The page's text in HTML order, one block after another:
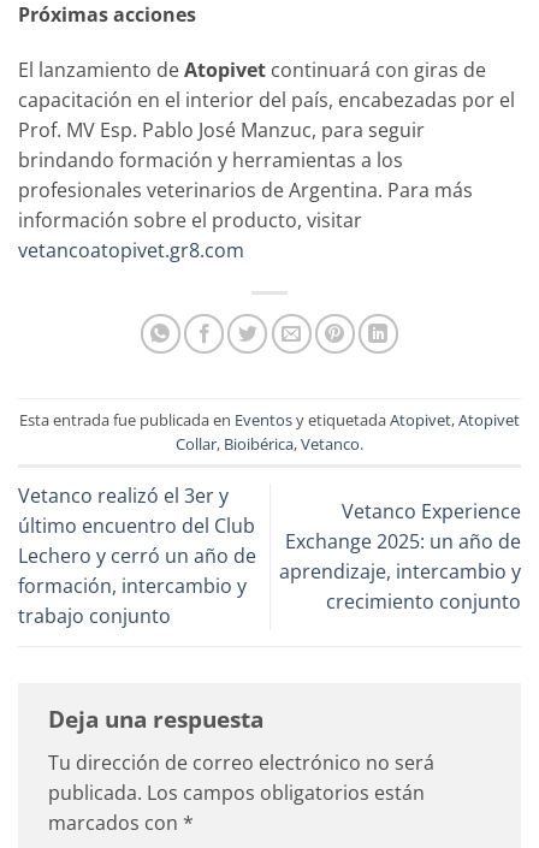
Próximas acciones
El lanzamiento deAtopivet continuará con giras de
capacitación en el interior del país, encabezadas por el
Prof. MV Esp. Pablo José Manzuc, para seguir
brindando formación y herramientas a los
profesionales veterinarios de Argentina. Para más
información sobre el producto, visitar
vetancoatopivet.gr8.com
Esta entrada fue publicada en Eventosy etiquetadaAtopivet,Atopivet
Collar, Bioibérica,Vetanco.
Vetanco realizó el 3er y
último encuentro del Club
Lechero y cerró un año de
formación, intercambio y
trabajo conjunto
Vetanco Experience
Exchange 2025: un año de
aprendizaje, intercambio y
crecimiento conjunto
Deja una respuesta
Tu dirección de correo electrónico no será
publicada. Los campos obligatorios están
marcados con *